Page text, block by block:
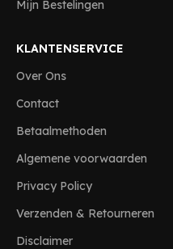
Mijn Bestelingen
KLANTENSERVICE
Over Ons
Contact
Betaalmethoden
Algemene voorwaarden
Privacy Policy
Verzenden & Retourneren
Disclaimer